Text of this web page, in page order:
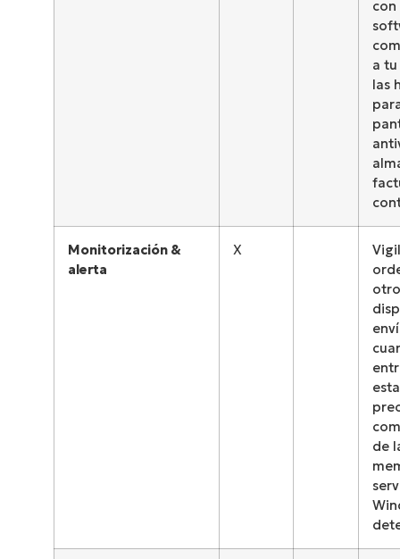
con
a tu
las
Monitorización &
alerta
X
de